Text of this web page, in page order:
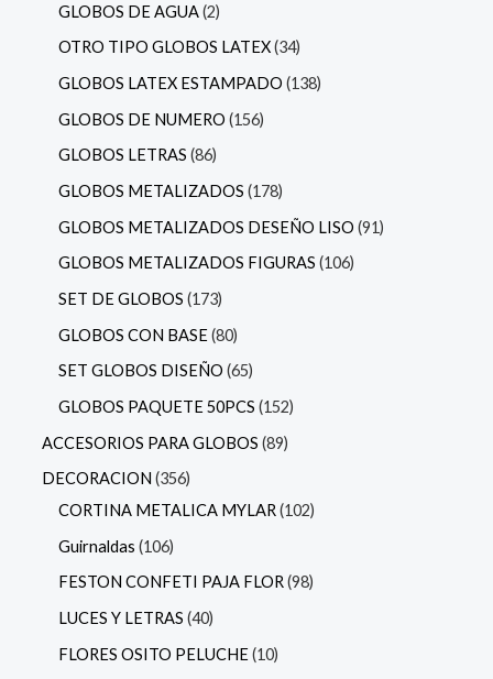
GLOBOS DE AGUA 2
OTRO TIPO GLOBOS LATEX 34
GLOBOS LATEX ESTAMPADO 138
GLOBOS DE NUMERO 156
GLOBOS LETRAS 86
GLOBOS METALIZADOS 178
GLOBOS METALIZADOS DESEÑO LISO 91
GLOBOS METALIZADOS FIGURAS 106
SET DE GLOBOS 173
GLOBOS CON BASE 80
SET GLOBOS DISEÑO 65
GLOBOS PAQUETE 50PCS 152
ACCESORIOS PARA GLOBOS 89
DECORACION 356
CORTINA METALICA MYLAR 102
Guirnaldas 106
FESTON CONFETI PAJA FLOR 98
LUCES Y LETRAS 40
FLORES OSITO PELUCHE 10